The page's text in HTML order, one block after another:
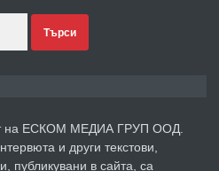
преди 1 година
Търси
на ЕСКОМ МЕДИА ГРУП ООД.
и други текстови,
публикувани в сайта, са